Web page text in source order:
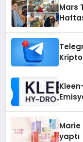
Mars
yaptı